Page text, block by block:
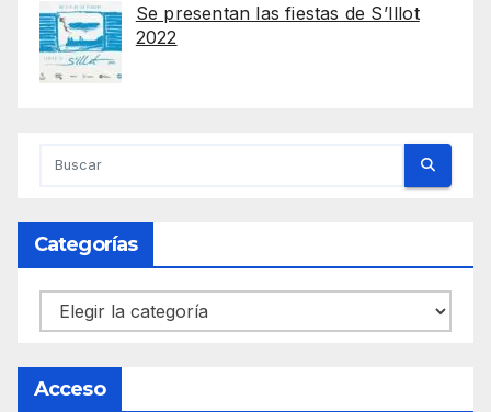
Se presentan las fiestas de S’Illot
2022
Categorías
Categorías
Acceso